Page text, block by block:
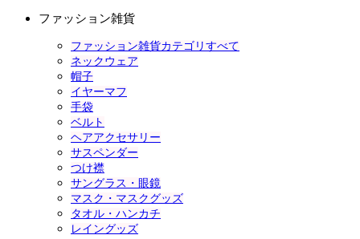
ファッション雑貨
ファッション雑貨カテゴリすべて
ネックウェア
帽子
イヤーマフ
手袋
ベルト
ヘアアクセサリー
サスペンダー
つけ襟
サングラス・眼鏡
マスク・マスクグッズ
タオル・ハンカチ
レイングッズ